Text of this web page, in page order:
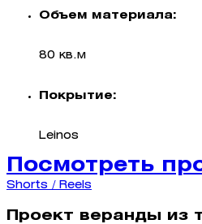
Объем материала:
80 кв.м
Покрытие:
Leinos
Посмотреть
Shorts / Reels
Проект веранды из